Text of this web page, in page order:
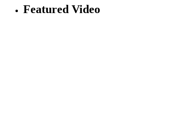
Featured Video